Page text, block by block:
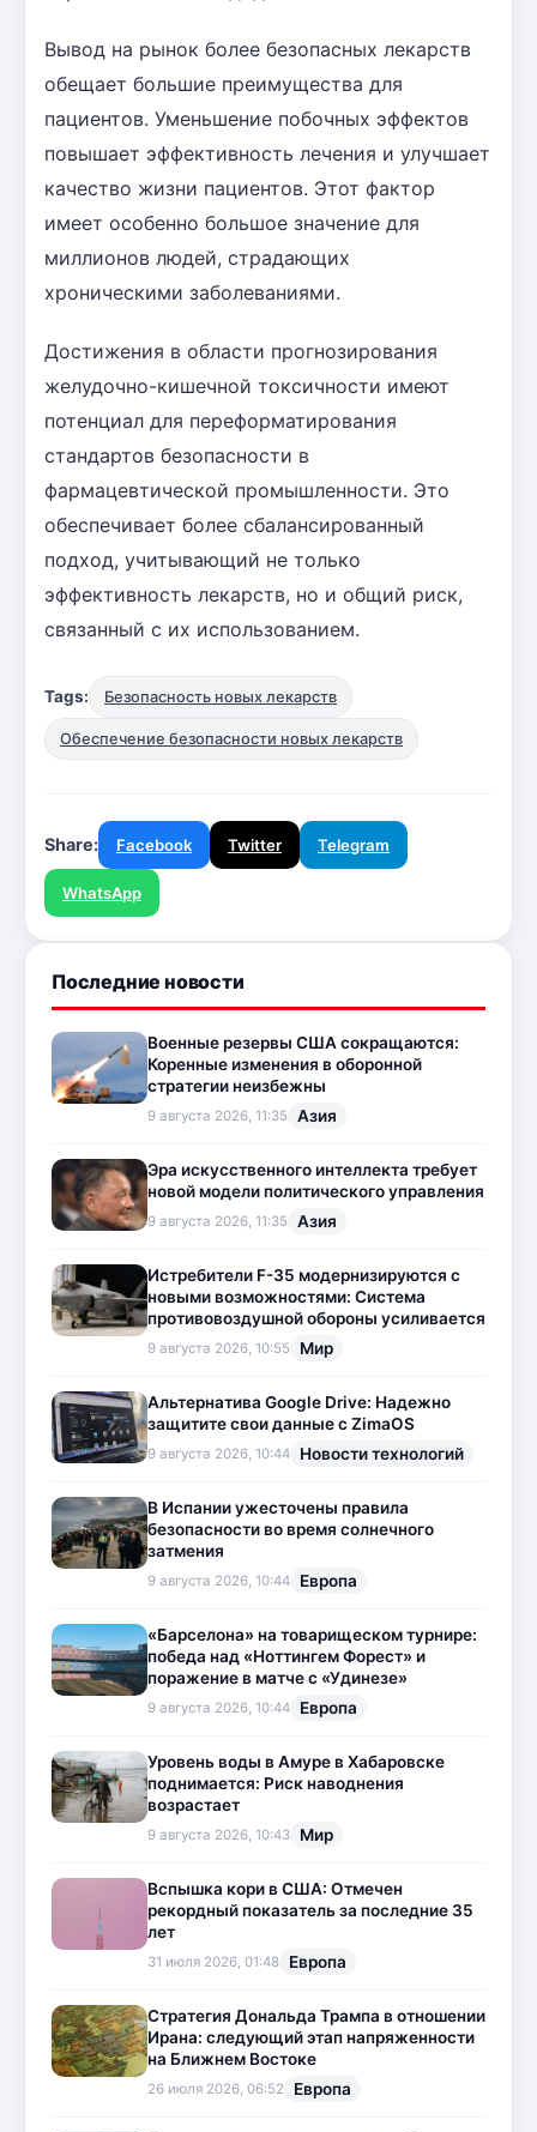
Вывод на рынок более безопасных лекарств
обещает большие преимущества для
пациентов. Уменьшение побочных эффектов
повышает эффективность лечения и улучшает
качество жизни пациентов. Этот фактор
имеет особенно большое значение для
миллионов людей, страдающих
хроническими заболеваниями.
Достижения в области прогнозирования
желудочно-кишечной токсичности имеют
потенциал для переформатирования
стандартов безопасности в
фармацевтической промышленности. Это
обеспечивает более сбалансированный
подход, учитывающий не только
эффективность лекарств, но и общий риск,
связанный с их использованием.
Tags: Безопасность новых лекарств
Обеспечение безопасности новых лекарств
Share: Facebook Twitter Telegram
WhatsApp
Последние новости
Военные резервы США сокращаются:
Коренные изменения в оборонной
стратегии неизбежны
9 августа 2026, 11:35 Азия
Эра искусственного интеллекта требует
новой модели политического управления
9 августа 2026, 11:35 Азия
Истребители F-35 модернизируются с
новыми возможностями: Система
противовоздушной обороны усиливается
9 августа 2026, 10:55 Мир
Альтернатива Google Drive: Надежно
защитите свои данные с ZimaOS
9 августа 2026, 10:44 Новости технологий
В Испании ужесточены правила
безопасности во время солнечного
затмения
9 августа 2026, 10:44 Европа
«Барселона» на товарищеском турнире:
победа над «Ноттингем Форест» и
поражение в матче с «Удинезе»
9 августа 2026, 10:44 Европа
Уровень воды в Амуре в Хабаровске
поднимается: Риск наводнения
возрастает
9 августа 2026, 10:43 Мир
Вспышка кори в США: Отмечен
рекордный показатель за последние 35
лет
31 июля 2026, 01:48 Европа
Стратегия Дональда Трампа в отношении
Ирана: следующий этап напряженности
на Ближнем Востоке
26 июля 2026, 06:52 Европа